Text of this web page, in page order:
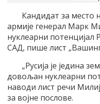
Кандидат за место
армије генерал Марк
нуклеарни потенцијал
САД, пише лист
„Русија је једина
довољан нуклеарни
наводи лист речи
за војне послове.